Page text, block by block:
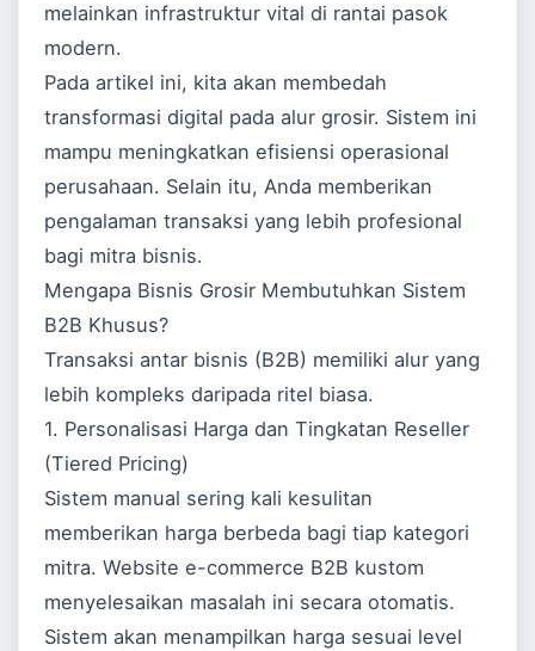
melainkan infrastruktur vital di rantai pasok
modern.
Pada artikel ini, kita akan membedah
transformasi digital pada alur grosir. Sistem ini
mampu meningkatkan efisiensi operasional
perusahaan. Selain itu, Anda memberikan
pengalaman transaksi yang lebih profesional
bagi mitra bisnis.
Mengapa Bisnis Grosir Membutuhkan Sistem
B2B Khusus?
Transaksi antar bisnis (B2B) memiliki alur yang
lebih kompleks daripada ritel biasa.
1. Personalisasi Harga dan Tingkatan Reseller
(Tiered Pricing)
Sistem manual sering kali kesulitan
memberikan harga berbeda bagi tiap kategori
mitra. Website e-commerce B2B kustom
menyelesaikan masalah ini secara otomatis.
Sistem akan menampilkan harga sesuai level